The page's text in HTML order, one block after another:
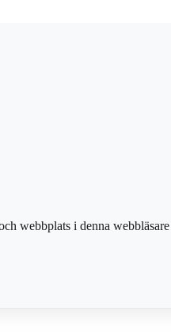
webbplats i denna